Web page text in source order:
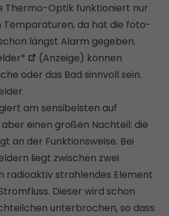
Thermo-Optik funktioniert nur
Temparaturen, da hat die foto-
längst Alarm gegeben.
(Anzeige) können
oder das Bad sinnvoll sein.
am sensibelsten auf
einen großen Nachteil: die
an der Funktionsweise. Bei
liegt zwischen zwei
radioaktiv strahlendes Element
Dieser wird schon
unterbrochen, so dass